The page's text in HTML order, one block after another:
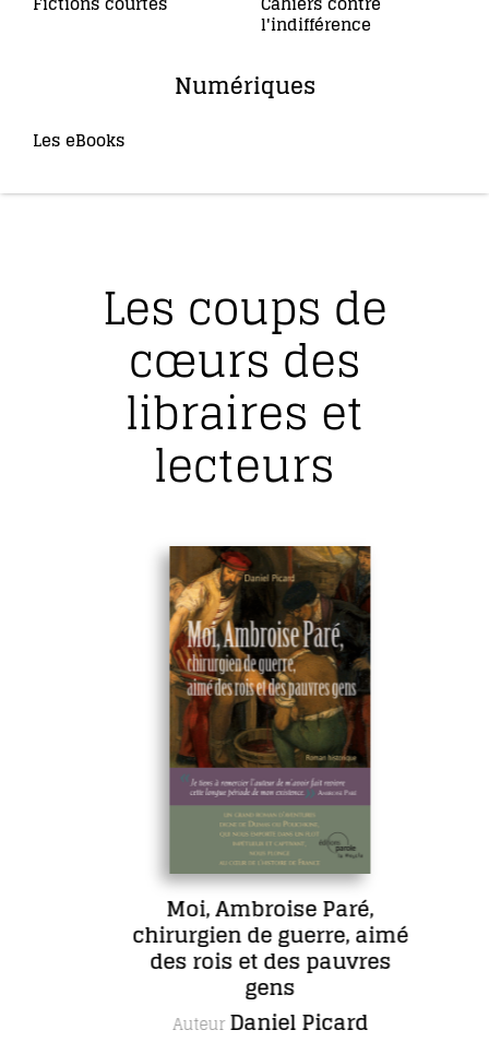
l'indifférence
Numériques
Les eBooks
Les coups de
cœurs des
libraires et
lecteurs
Moi, Ambroise Paré,
chirurgien de guerre, aimé
des rois et des pauvres
gens
AuteurDaniel Picard